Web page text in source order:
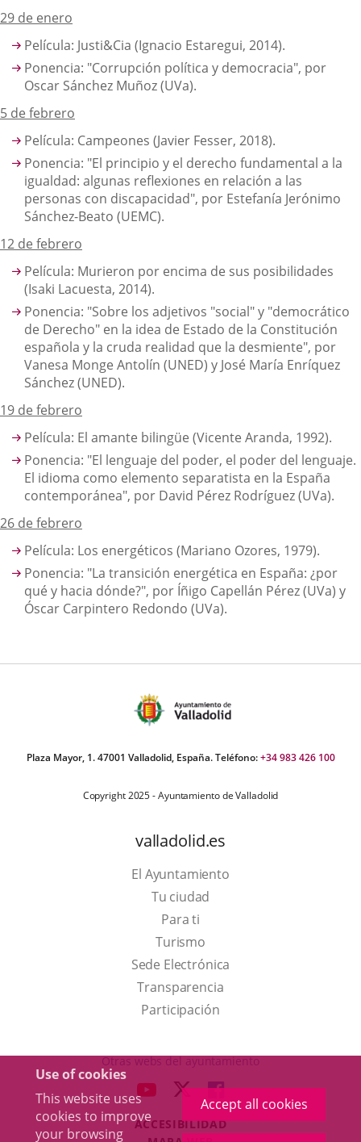
Use of cookies
This website uses
cookies to improve
your browsing
Accept all cookies
29 de enero
Película: Justi&Cia (Ignacio Estaregui, 2014).
Ponencia: "Corrupción política y democracia", por
Oscar Sánchez Muñoz (UVa).
5 de febrero
Película: Campeones (Javier Fesser, 2018).
Ponencia: "El principio y el derecho fundamental a la
igualdad: algunas reflexiones en relación a las
personas con discapacidad", por Estefanía Jerónimo
Sánchez-Beato (UEMC).
12 de febrero
Película: Murieron por encima de sus posibilidades
(Isaki Lacuesta, 2014).
Ponencia: "Sobre los adjetivos "social" y "democrático
de Derecho" en la idea de Estado de la Constitución
española y la cruda realidad que la desmiente", por
Vanesa Monge Antolín (UNED) y José María Enríquez
Sánchez (UNED).
19 de febrero
Película: El amante bilingüe (Vicente Aranda, 1992).
Ponencia: "El lenguaje del poder, el poder del lenguaje.
El idioma como elemento separatista en la España
contemporánea", por David Pérez Rodríguez (UVa).
26 de febrero
Película: Los energéticos (Mariano Ozores, 1979).
Ponencia: "La transición energética en España: ¿por
qué y hacia dónde?", por Íñigo Capellán Pérez (UVa) y
Óscar Carpintero Redondo (UVa).
Plaza Mayor, 1. 47001 Valladolid, España. Teléfono:+34 983 426 100
Copyright 2025 - Ayuntamiento de Valladolid
valladolid.es
El Ayuntamiento
Tu ciudad
Para ti
TurismoThis
link
will
open
a
up
window.
Sede Electrónica
Transparencia
Participación
Otras webs del ayuntamiento
LINK
EXTERNAL
LINK
TO
EXTERNAL
LINK
TO
EXTERNAL
ACCESIBILIDAD